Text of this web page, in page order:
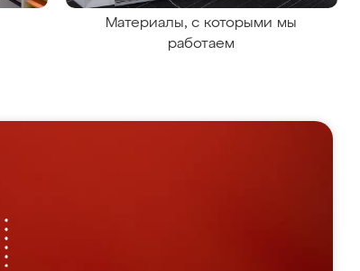
Материалы, с которыми мы
работаем